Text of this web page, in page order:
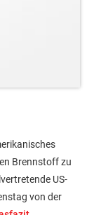
Brennstoff zu
US-
von der